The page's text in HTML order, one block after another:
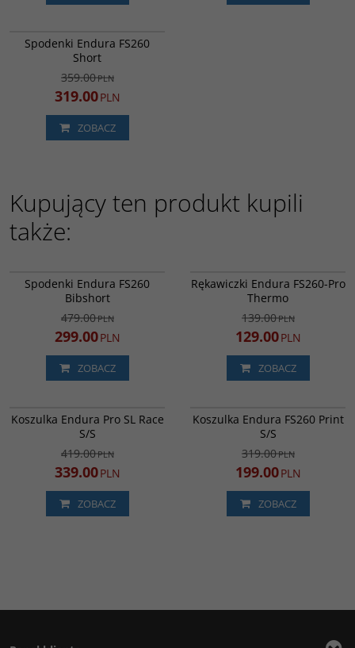
PROMOCJA
DARMOWA DOSTAWA
Spodenki Endura FS260
Short
359.00PLN
319.00PLN
ZOBACZ
Kupujący ten produkt kupili
także:
PROMOCJA
DARMOWA DOSTAWA
Spodenki Endura FS260
Bibshort
479.00PLN
299.00PLN
ZOBACZ
PROMOCJA
Rękawiczki Endura FS260-Pro
Thermo
139.00PLN
129.00PLN
ZOBACZ
PROMOCJA
DARMOWA DOSTAWA
Koszulka Endura Pro SL Race
S/S
419.00PLN
339.00PLN
ZOBACZ
PROMOCJA
DARMOWA DOSTAWA
Koszulka Endura FS260 Print
S/S
319.00PLN
199.00PLN
ZOBACZ